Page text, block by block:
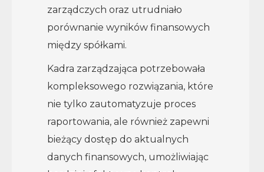
zarządczych oraz utrudniało
porównanie wyników finansowych
między spółkami.
Kadra zarządzająca potrzebowała
kompleksowego rozwiązania, które
nie tylko zautomatyzuje proces
raportowania, ale również zapewni
bieżący dostęp do aktualnych
danych finansowych, umożliwiając